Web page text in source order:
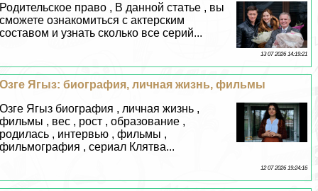
Родительское право , В данной статье , вы
сможете ознакомиться с актерским
составом и узнать сколько все серий...
13 07 2026 14:19:21
Озге Ягыз: биография, личная жизнь, фильмы
Озге Ягыз биография , личная жизнь ,
фильмы , вес , рост , образование ,
родилась , интервью , фильмы ,
фильмография , сериал Клятва...
12 07 2026 19:24:16